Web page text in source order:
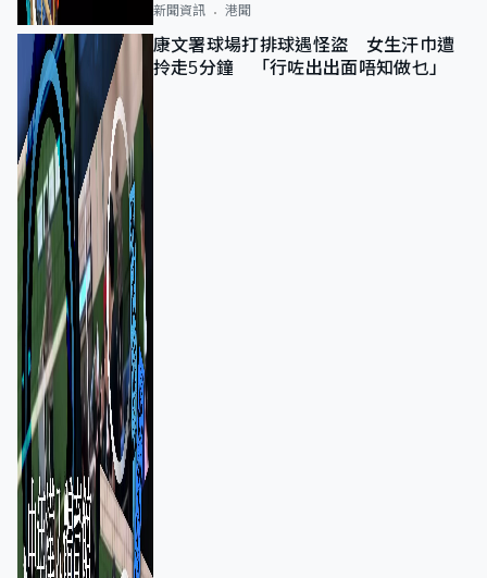
新聞資訊 港聞
康文署球場打排球遇怪盜 女生汗巾遭
拎走5分鐘 「行咗出出面唔知做乜」